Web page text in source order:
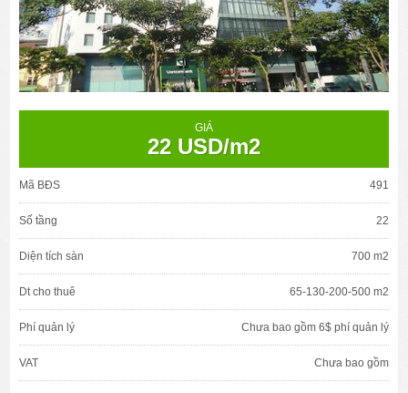
GIÁ
22 USD/m2
Mã BĐS 491
Số tầng 22
Diện tích sàn 700 m2
Dt cho thuê 65-130-200-500 m2
Phí quản lý Chưa bao gồm 6$ phí quản lý
VAT Chưa bao gồm